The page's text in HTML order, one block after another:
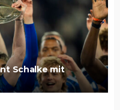
Schalke mit